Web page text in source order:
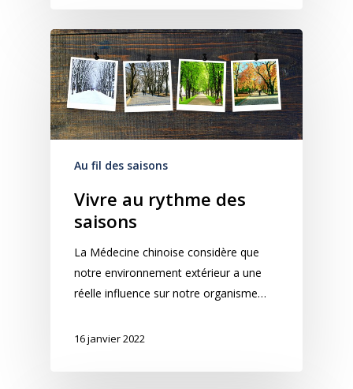
Au fil des saisons
Vivre au rythme des
saisons
La Médecine chinoise considère que
notre environnement extérieur a une
réelle influence sur notre organisme…
16 janvier 2022